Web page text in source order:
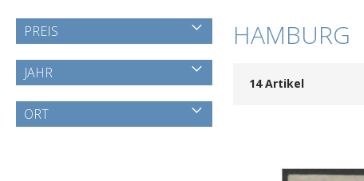
HAMBURG
14Artikel
PREIS
JAHR
ORT